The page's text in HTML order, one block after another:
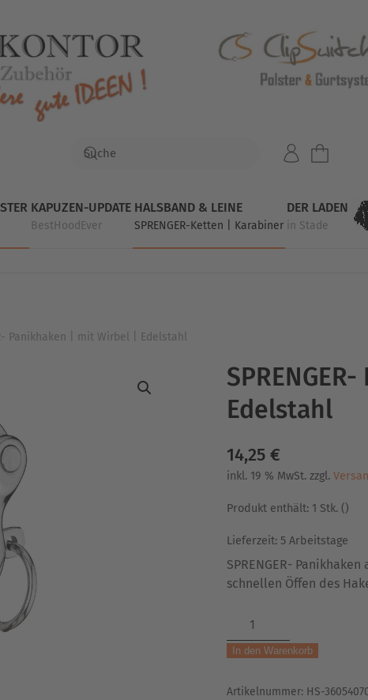
KAPUZEN-UPDATE
BestHoodEver
HALSBAND & LEINE
SPRENGER-Ketten | Karabiner
DER LADEN
in Stade
Panikhaken | mit Wirbel | Edelstahl
Edelstahl
14,25 €
inkl. 19 % MwSt. zzgl.
Produkt enthält: 1 Stk. ()
Lieferzeit: 5 Arbeitstage
SPRENGER-
schnellen Öffen des
SPRENGER-
|
Wirbel
In den Warenkorb
Artikelnummer: HS-